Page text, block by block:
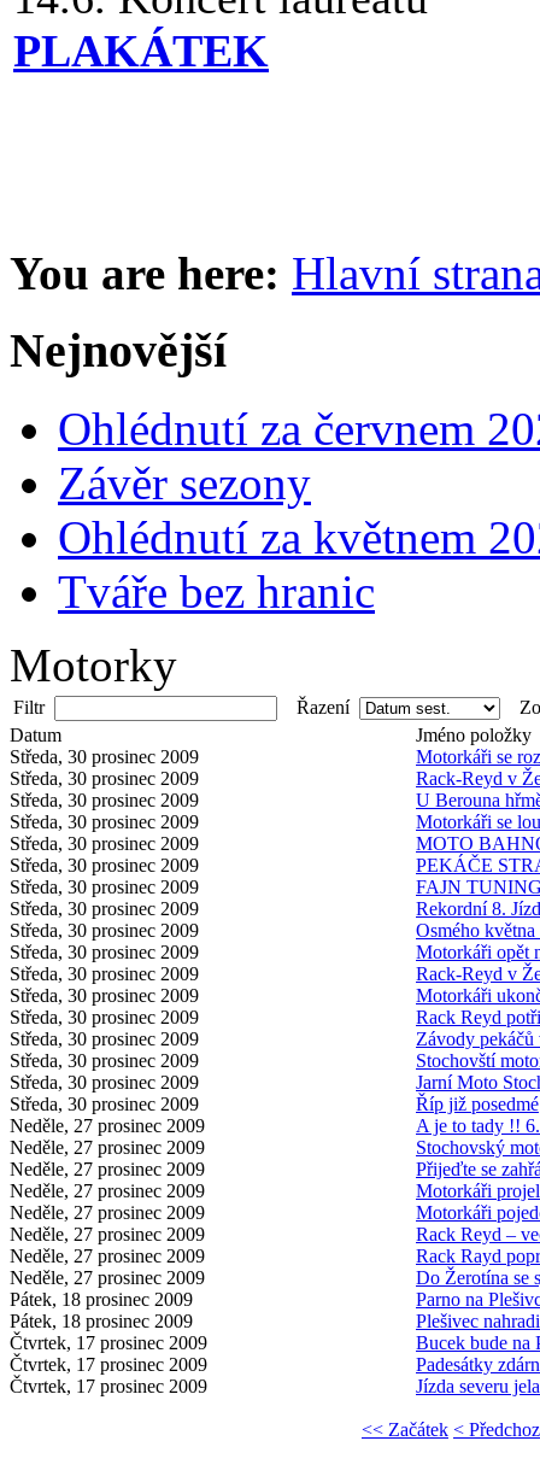
PLAKÁTEK
You are here: Hlavní
Nejnovější
Ohlédnutí za červnem
Závěr sezony
Ohlédnutí za květnem
Tváře bez hranic
Motorky
Filtr Řazení
Datum
Jméno položky
Středa, 30 prosinec 2009
Motorkáři se
Středa, 30 prosinec 2009
Rack-Reyd v
Středa, 30 prosinec 2009
U Berouna
Středa, 30 prosinec 2009
Motorkáři se
Středa, 30 prosinec 2009
MOTO
Středa, 30 prosinec 2009
PEKÁČE
Středa, 30 prosinec 2009
FAJN
Středa, 30 prosinec 2009
Rekordní 8.
Středa, 30 prosinec 2009
Osmého
Středa, 30 prosinec 2009
Motorkáři opět
Středa, 30 prosinec 2009
Rack-Reyd v
Středa, 30 prosinec 2009
Motorkáři
Středa, 30 prosinec 2009
Rack Reyd
Středa, 30 prosinec 2009
Závody pekáčů
Středa, 30 prosinec 2009
Stochovští
Středa, 30 prosinec 2009
Jarní Moto
Středa, 30 prosinec 2009
Říp již posedmé
Neděle, 27 prosinec 2009
A je to tady !!
Neděle, 27 prosinec 2009
Stochovský
Neděle, 27 prosinec 2009
Přijeďte se
Neděle, 27 prosinec 2009
Motorkáři
Neděle, 27 prosinec 2009
Motorkáři
Neděle, 27 prosinec 2009
Rack Reyd –
Neděle, 27 prosinec 2009
Rack Rayd
Neděle, 27 prosinec 2009
Do Žerotína se
Pátek, 18 prosinec 2009
Parno na
Pátek, 18 prosinec 2009
Plešivec
Čtvrtek, 17 prosinec 2009
Bucek bude na
Čtvrtek, 17 prosinec 2009
Padesátky
Čtvrtek, 17 prosinec 2009
Jízda severu
<< Začátek <